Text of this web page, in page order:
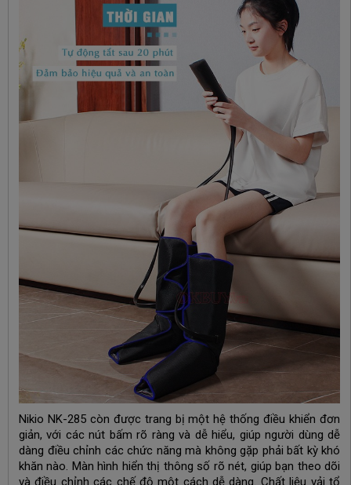
Nikio NK-285 còn được trang bị một hệ thống điều khiển đơn
giản, với các nút bấm rõ ràng và dễ hiểu, giúp người dùng dễ
dàng điều chỉnh các chức năng mà không gặp phải bất kỳ khó
khăn nào. Màn hình hiển thị thông số rõ nét, giúp bạn theo dõi
và điều chỉnh các chế độ một cách dễ dàng. Chất liệu vải tổ